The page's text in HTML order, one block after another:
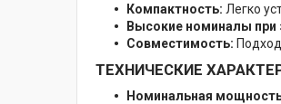
Компактность: Легко
Высокие номиналы при
Совместимость:
ТЕХНИЧЕСКИЕ
Номинальная